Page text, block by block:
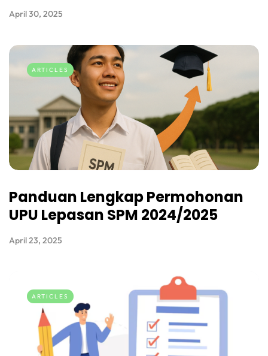
April 30, 2025
ARTICLES
Panduan Lengkap Permohonan
UPU Lepasan SPM 2024/2025
April 23, 2025
ARTICLES